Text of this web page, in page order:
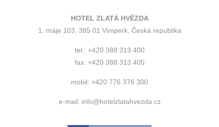
HOTEL ZLATÁ HVĚZDA
1. máje 103, 385 01 Vimperk, Česká republika
tel.: +420 388 313 400
fax: +420 388 313 405
mobil: +420 776 376 300
e-mail: info@hotelzlatahvezda.cz